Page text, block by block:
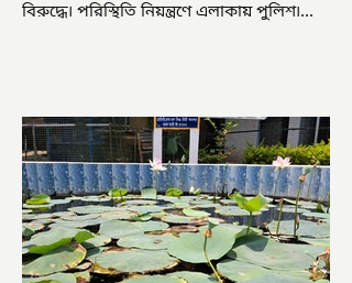
বিরুদ্ধে৷ পরিস্থিতি নিয়ন্ত্রণে এলাকায় পুলিশ৷